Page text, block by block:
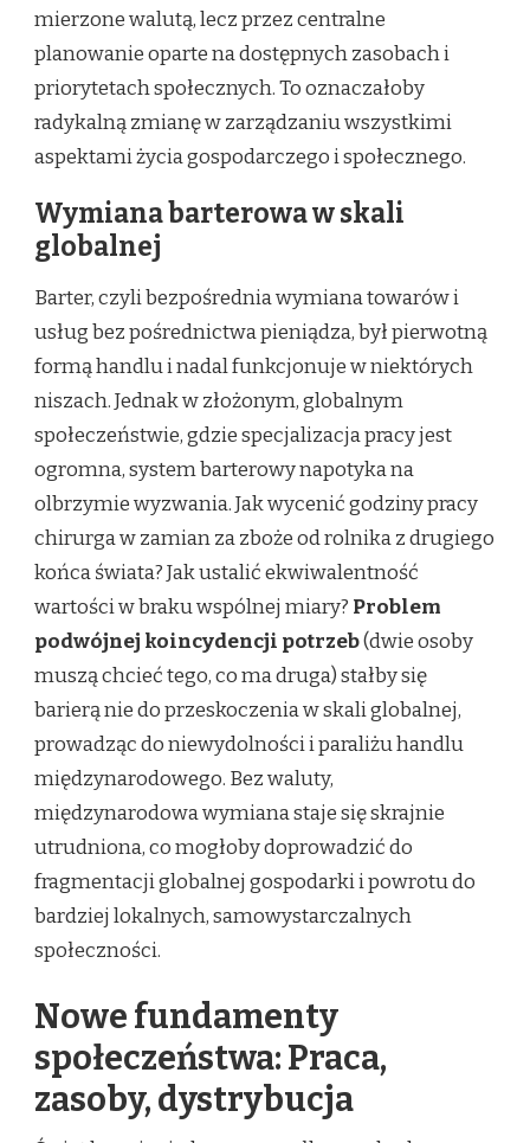
mierzone walutą, lecz przez centralne
planowanie oparte na dostępnych zasobach i
priorytetach społecznych. To oznaczałoby
radykalną zmianę w zarządzaniu wszystkimi
aspektami życia gospodarczego i społecznego.
Wymiana barterowa w skali
globalnej
Barter, czyli bezpośrednia wymiana towarów i
usług bez pośrednictwa pieniądza, był pierwotną
formą handlu i nadal funkcjonuje w niektórych
niszach. Jednak w złożonym, globalnym
społeczeństwie, gdzie specjalizacja pracy jest
ogromna, system barterowy napotyka na
olbrzymie wyzwania. Jak wycenić godziny pracy
chirurga w zamian za zboże od rolnika z drugiego
końca świata? Jak ustalić ekwiwalentność
wartości w braku wspólnej miary? Problem
podwójnej koincydencji potrzeb(dwie osoby
muszą chcieć tego, co ma druga) stałby się
barierą nie do przeskoczenia w skali globalnej,
prowadząc do niewydolności i paraliżu handlu
międzynarodowego. Bez waluty,
międzynarodowa wymiana staje się skrajnie
utrudniona, co mogłoby doprowadzić do
fragmentacji globalnej gospodarki i powrotu do
bardziej lokalnych, samowystarczalnych
społeczności.
Nowe fundamenty
społeczeństwa: Praca,
zasoby, dystrybucja